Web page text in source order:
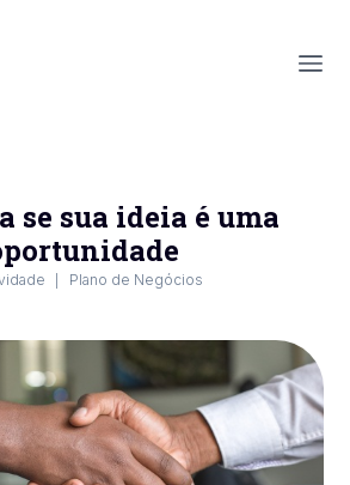
se sua ideia é uma
Plano de Negócios